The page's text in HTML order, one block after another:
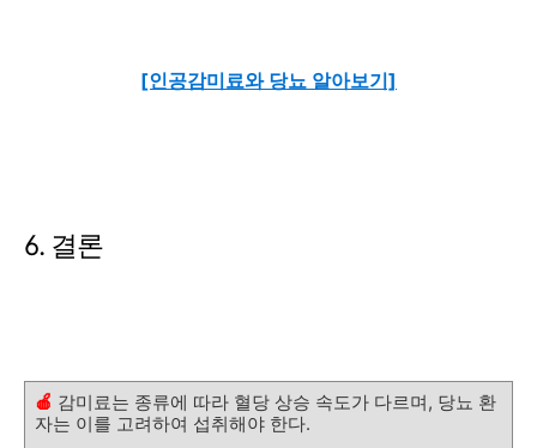
[인공감미료와 당뇨 알아보기]
6. 결론
🍎 감미료는 종류에 따라 혈당 상승 속도가 다르며, 당뇨 환
자는 이를 고려하여 섭취해야 한다.